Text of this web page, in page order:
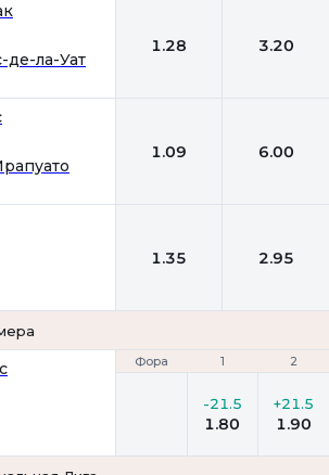
де-ла-Уат
1.28 3.20
1.09 6.00
1.35 2.95
Фора 1 2
Фора 1 2
-21.5
1.80
+21.5
1.90